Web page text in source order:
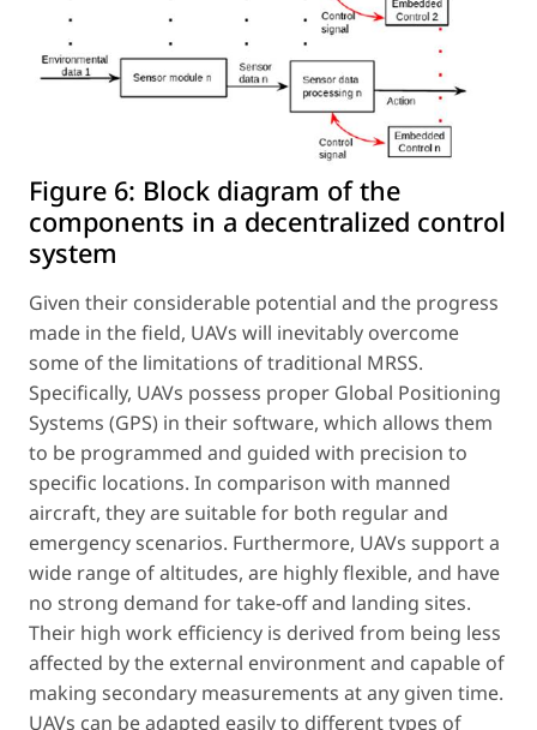
Figure 6: Block diagram of the
components in a decentralized control
system
Given their considerable potential and the progress
made in the field, UAVs will inevitably overcome
some of the limitations of traditional MRSS.
Specifically, UAVs possess proper Global Positioning
Systems (GPS) in their software, which allows them
to be programmed and guided with precision to
specific locations. In comparison with manned
aircraft, they are suitable for both regular and
emergency scenarios. Furthermore, UAVs support a
wide range of altitudes, are highly flexible, and have
no strong demand for take-off and landing sites.
Their high work efficiency is derived from being less
affected by the external environment and capable of
making secondary measurements at any given time.
UAVs can be adapted easily to different types of